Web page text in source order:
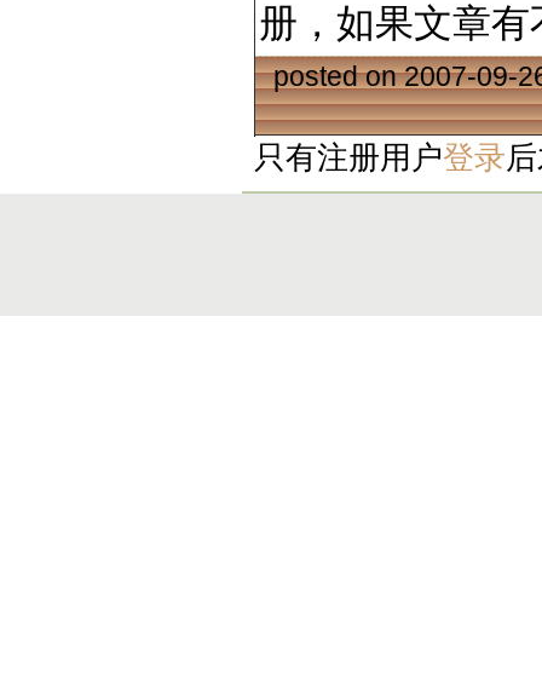
册，如果文章
posted on 2007-09-
只有注册用户登录